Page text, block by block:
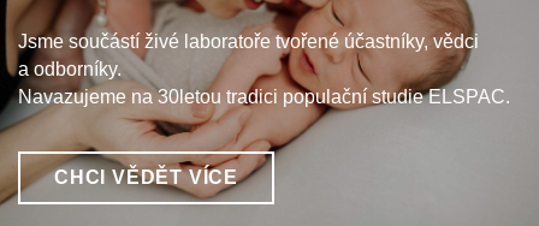
Jsme součástí živé laboratoře tvořené účastníky, vědci
a odborníky.
Navazujeme na 30letou tradici populační studie ELSPAC.
CHCI VĚDĚT VÍCE